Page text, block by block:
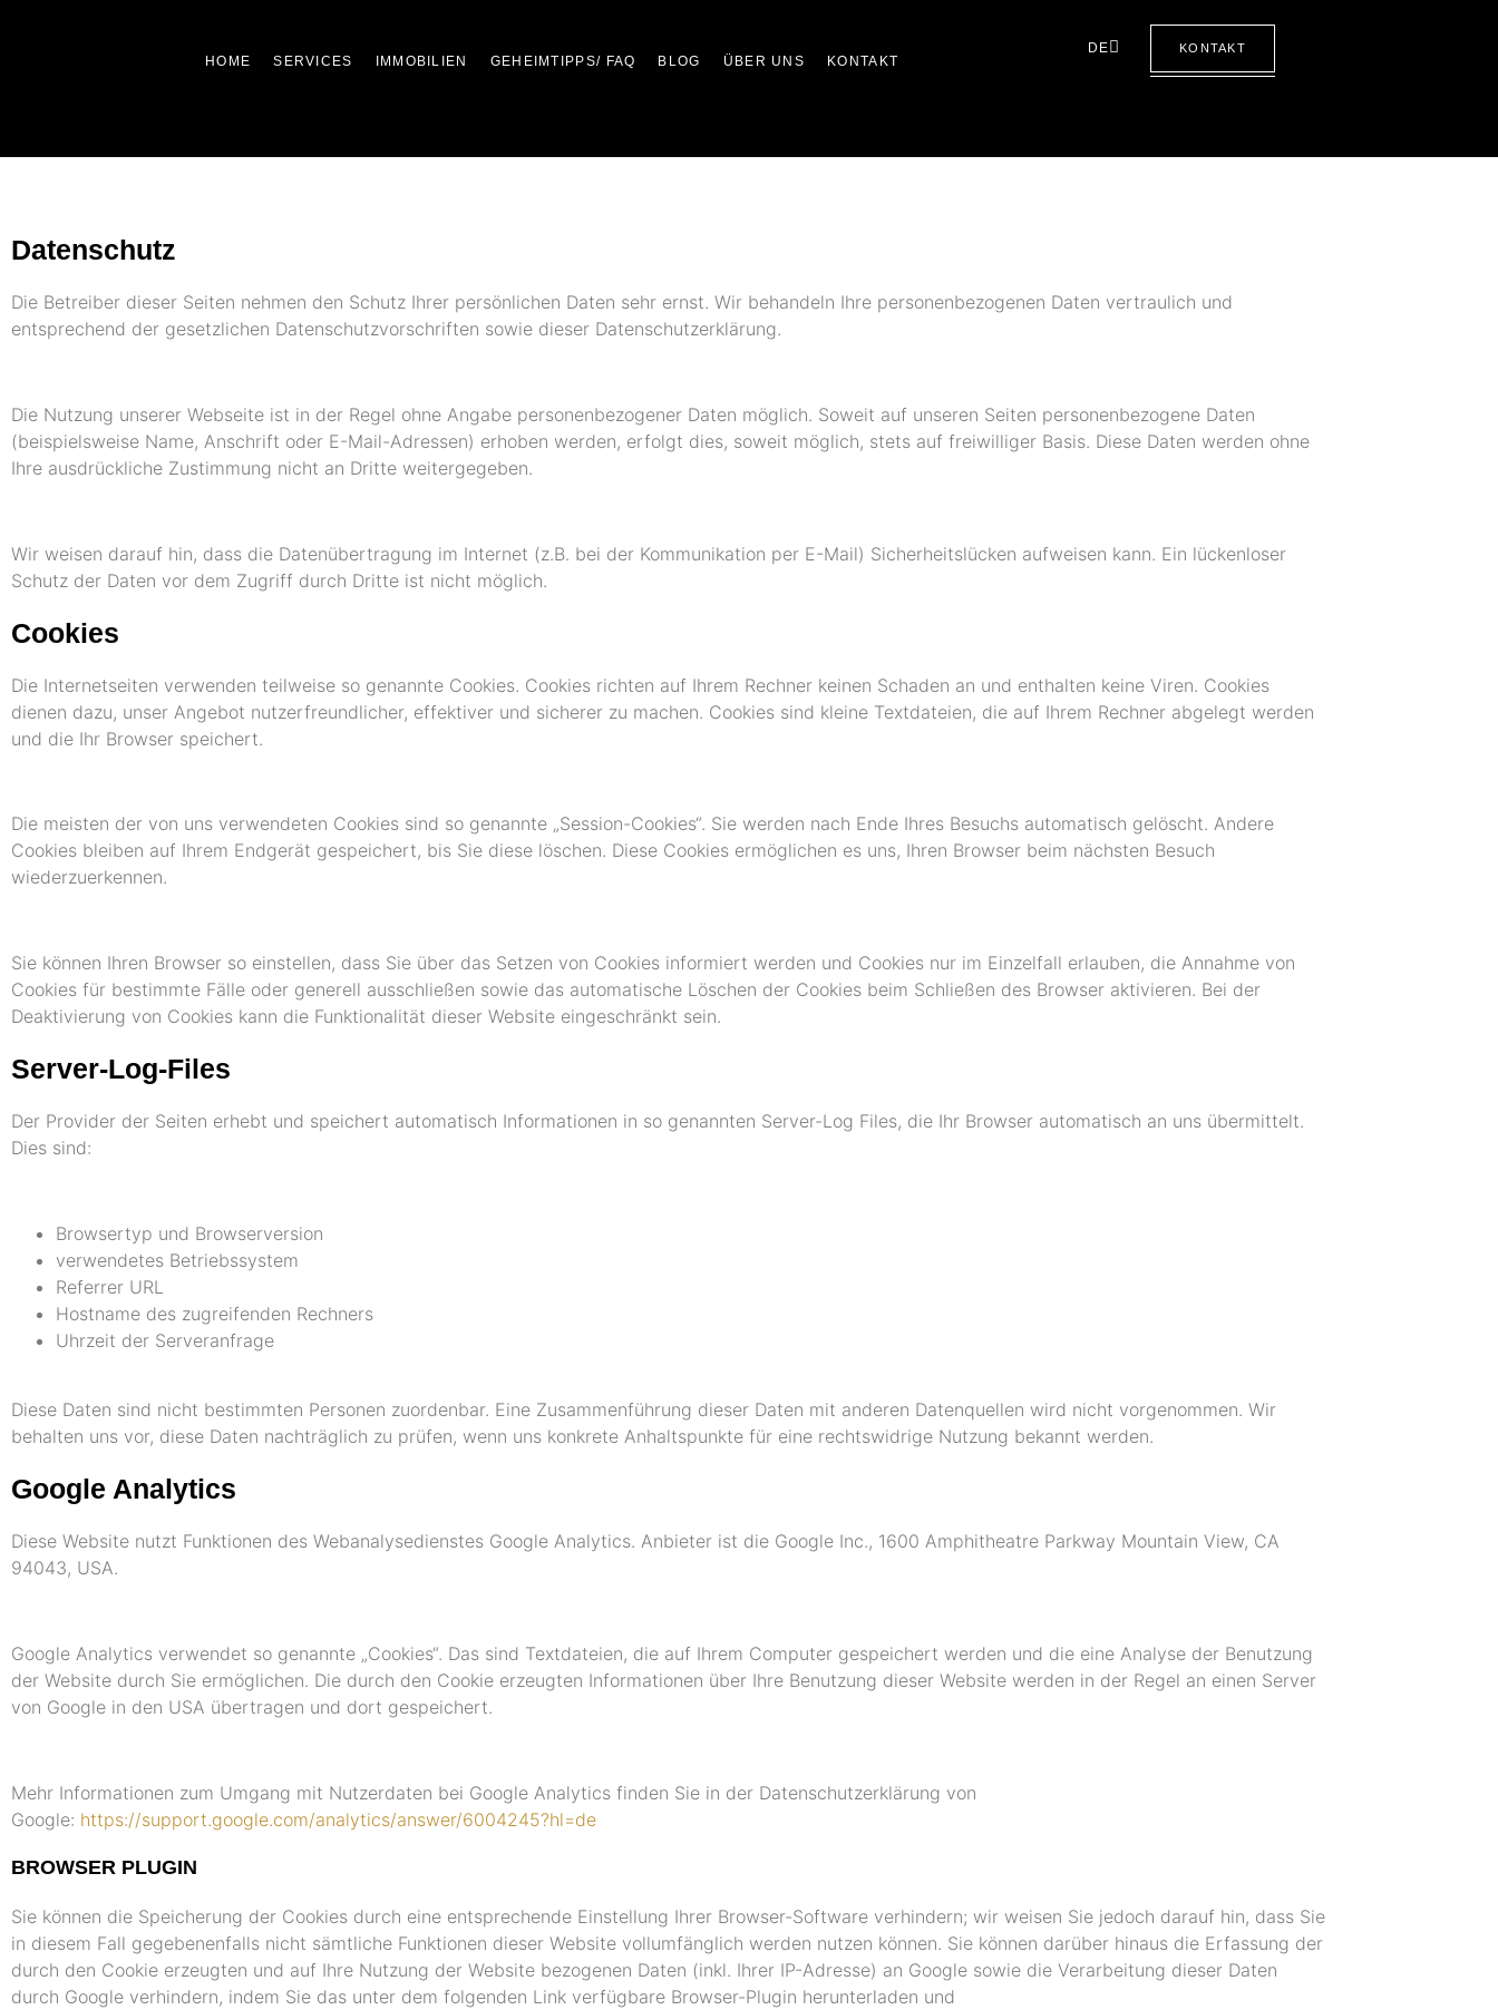
HOME SERVICES IMMOBILIEN GEHEIMTIPPS/ FAQ BLOG ÜBER UNS KONTAKT
DE KONTAKT
Datenschutz
Die Betreiber dieser Seiten nehmen den Schutz Ihrer persönlichen Daten sehr ernst. Wir behandeln Ihre personenbezogenen Daten vertraulich und
entsprechend der gesetzlichen Datenschutzvorschriften sowie dieser Datenschutzerklärung.
Die Nutzung unserer Webseite ist in der Regel ohne Angabe personenbezogener Daten möglich. Soweit auf unseren Seiten personenbezogene Daten
(beispielsweise Name, Anschrift oder E-Mail-Adressen) erhoben werden, erfolgt dies, soweit möglich, stets auf freiwilliger Basis. Diese Daten werden ohne
Ihre ausdrückliche Zustimmung nicht an Dritte weitergegeben.
Wir weisen darauf hin, dass die Datenübertragung im Internet (z.B. bei der Kommunikation per E-Mail) Sicherheitslücken aufweisen kann. Ein lückenloser
Schutz der Daten vor dem Zugriff durch Dritte ist nicht möglich.
Cookies
Die Internetseiten verwenden teilweise so genannte Cookies. Cookies richten auf Ihrem Rechner keinen Schaden an und enthalten keine Viren. Cookies
dienen dazu, unser Angebot nutzerfreundlicher, effektiver und sicherer zu machen. Cookies sind kleine Textdateien, die auf Ihrem Rechner abgelegt werden
und die Ihr Browser speichert.
Die meisten der von uns verwendeten Cookies sind so genannte „Session-Cookies“. Sie werden nach Ende Ihres Besuchs automatisch gelöscht. Andere
Cookies bleiben auf Ihrem Endgerät gespeichert, bis Sie diese löschen. Diese Cookies ermöglichen es uns, Ihren Browser beim nächsten Besuch
wiederzuerkennen.
Sie können Ihren Browser so einstellen, dass Sie über das Setzen von Cookies informiert werden und Cookies nur im Einzelfall erlauben, die Annahme von
Cookies für bestimmte Fälle oder generell ausschließen sowie das automatische Löschen der Cookies beim Schließen des Browser aktivieren. Bei der
Deaktivierung von Cookies kann die Funktionalität dieser Website eingeschränkt sein.
Server-Log-Files
Der Provider der Seiten erhebt und speichert automatisch Informationen in so genannten Server-Log Files, die Ihr Browser automatisch an uns übermittelt.
Dies sind:
Browsertyp und Browserversion
verwendetes Betriebssystem
Referrer URL
Hostname des zugreifenden Rechners
Uhrzeit der Serveranfrage
Diese Daten sind nicht bestimmten Personen zuordenbar. Eine Zusammenführung dieser Daten mit anderen Datenquellen wird nicht vorgenommen. Wir
behalten uns vor, diese Daten nachträglich zu prüfen, wenn uns konkrete Anhaltspunkte für eine rechtswidrige Nutzung bekannt werden.
Google Analytics
Diese Website nutzt Funktionen des Webanalysedienstes Google Analytics. Anbieter ist die Google Inc., 1600 Amphitheatre Parkway Mountain View, CA
94043, USA.
Google Analytics verwendet so genannte „Cookies“. Das sind Textdateien, die auf Ihrem Computer gespeichert werden und die eine Analyse der Benutzung
der Website durch Sie ermöglichen. Die durch den Cookie erzeugten Informationen über Ihre Benutzung dieser Website werden in der Regel an einen Server
von Google in den USA übertragen und dort gespeichert.
Mehr Informationen zum Umgang mit Nutzerdaten bei Google Analytics finden Sie in der Datenschutzerklärung von
Google: https://support.google.com/analytics/answer/6004245?hl=de
BROWSER PLUGIN
Sie können die Speicherung der Cookies durch eine entsprechende Einstellung Ihrer Browser-Software verhindern; wir weisen Sie jedoch darauf hin, dass Sie
in diesem Fall gegebenenfalls nicht sämtliche Funktionen dieser Website vollumfänglich werden nutzen können. Sie können darüber hinaus die Erfassung der
durch den Cookie erzeugten und auf Ihre Nutzung der Website bezogenen Daten (inkl. Ihrer IP-Adresse) an Google sowie die Verarbeitung dieser Daten
durch Google verhindern, indem Sie das unter dem folgenden Link verfügbare Browser-Plugin herunterladen und